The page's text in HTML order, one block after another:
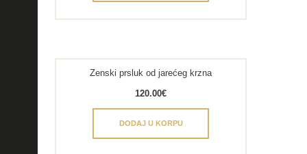
Zenski prsluk od jarećeg krzna
120.00€
DODAJ U KORPU